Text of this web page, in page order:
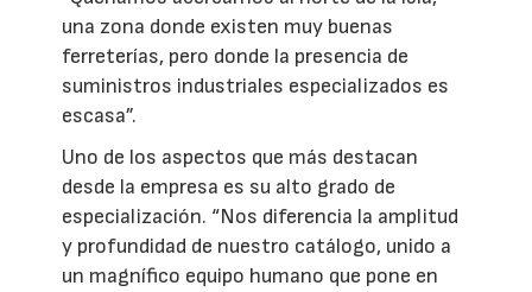
una zona donde existen muy buenas
ferreterías, pero donde la presencia de
suministros industriales especializados es
escasa”.
Uno de los aspectos que más destacan
desde la empresa es su alto grado de
especialización. “Nos diferencia la amplitud
y profundidad de nuestro catálogo, unido a
un magnífico equipo humano que pone en